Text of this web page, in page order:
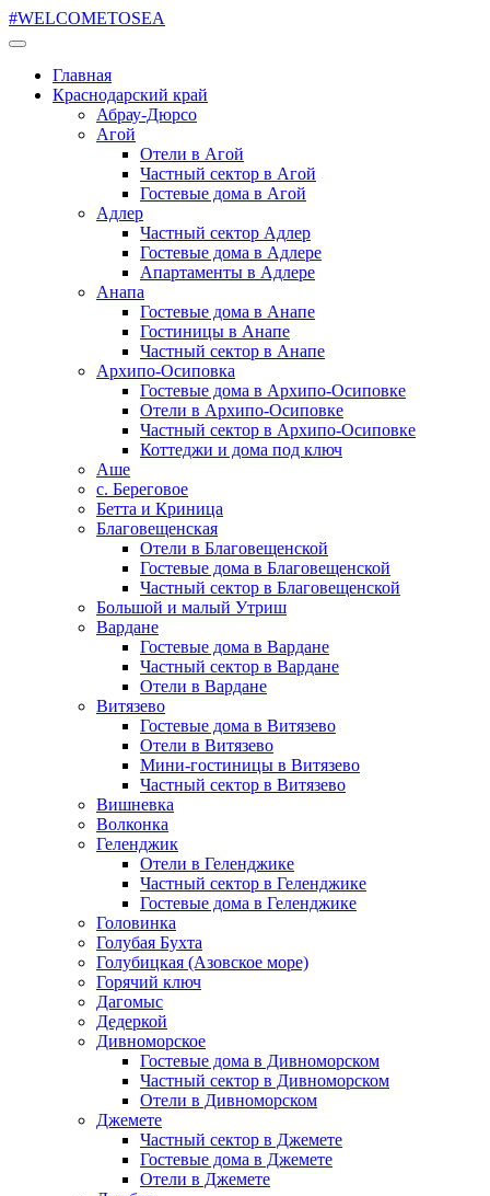
#WELCOMETOSEA
Главная
Краснодарский край
Абрау-Дюрсо
Агой
Отели в Агой
Частный сектор в Агой
Гостевые дома в Агой
Адлер
Частный сектор Адлер
Гостевые дома в Адлере
Апартаменты в Адлере
Анапа
Гостевые дома в Анапе
Гостиницы в Анапе
Частный сектор в Анапе
Архипо-Осиповка
Гостевые дома в Архипо-Осиповке
Отели в Архипо-Осиповке
Частный сектор в Архипо-Осиповке
Коттеджи и дома под ключ
Аше
с. Береговое
Бетта и Криница
Благовещенская
Отели в Благовещенской
Гостевые дома в Благовещенской
Частный сектор в Благовещенской
Большой и малый Утриш
Вардане
Гостевые дома в Вардане
Частный сектор в Вардане
Отели в Вардане
Витязево
Гостевые дома в Витязево
Отели в Витязево
Мини-гостиницы в Витязево
Частный сектор в Витязево
Вишневка
Волконка
Геленджик
Отели в Геленджике
Частный сектор в Геленджике
Гостевые дома в Геленджике
Головинка
Голубая Бухта
Голубицкая (Азовское море)
Горячий ключ
Дагомыс
Дедеркой
Дивноморское
Гостевые дома в Дивноморском
Частный сектор в Дивноморском
Отели в Дивноморском
Джемете
Частный сектор в Джемете
Гостевые дома в Джемете
Отели в Джемете